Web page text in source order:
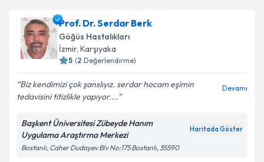
Prof. Dr. Serdar Berk
Göğüs Hastalıkları
İzmir, Karşıyaka
5 (2 Değerlendirme)
Biz kendimizi çok şanslıyız. serdar hocam eşimin
tedavisini titizlikle yapıyor....
Devamı
Başkent Üniversitesi Zübeyde Hanım
Uygulama Araştırma Merkezi
Haritada Göster
Bostanlı, Caher Dudayev Blv No:175 Bostanlı, 35590